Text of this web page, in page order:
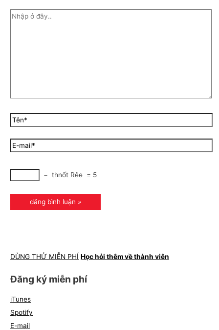
− thnốt Rêe = 5
DÙNG THỬ MIỄN PHÍ Học hỏi thêm về thành viên
Đăng ký miễn phí
iTunes
Spotify
E-mail